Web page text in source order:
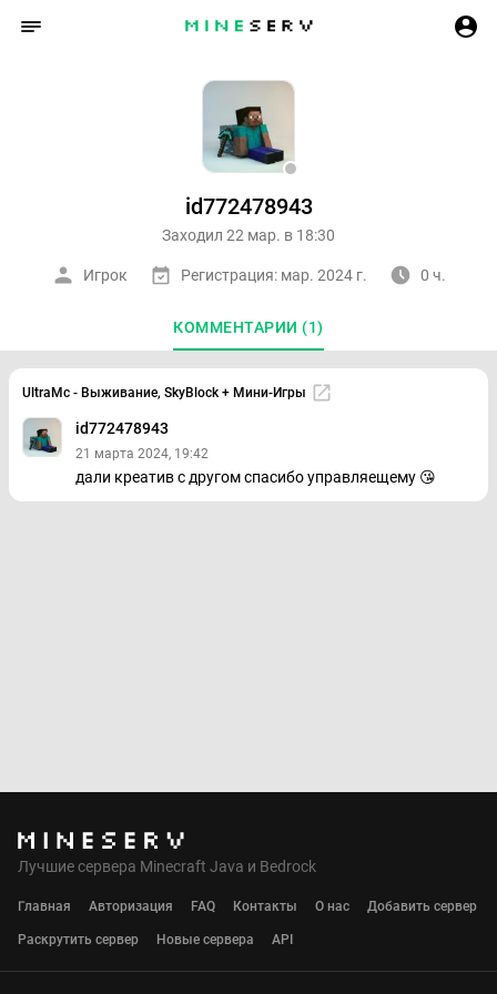
id772478943
Заходил 22 мар. в 18:30
Игрок Регистрация: мар. 2024 г. 0 ч.
КОММЕНТАРИИ (1)
UltraMc - Выживание, SkyBlock + Мини-Игры
id772478943
21 марта 2024, 19:42
дали креатив с другом спасибо управляещему 😘
Лучшие сервера Minecraft Java и Bedrock
Главная Авторизация FAQ Контакты О нас Добавить сервер
Раскрутить сервер Новые сервера API